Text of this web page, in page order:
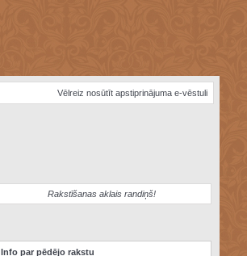
Vēlreiz nosūtīt apstiprinājuma e-vēstuli
Rakstīšanas aklais randiņš!
Info par pēdējo rakstu